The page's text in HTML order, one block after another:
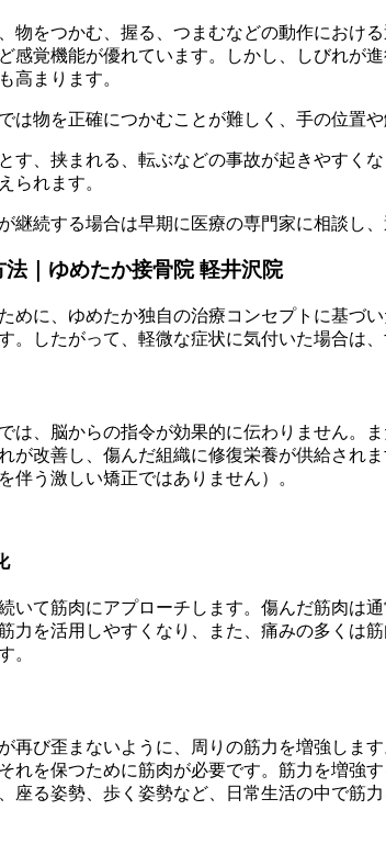
物をつかむ、握る、つまむなどの動作におけ
感覚機能が優れています。しかし、しびれが
高まります。
は物を正確につかむことが難しく、手の位置
す、挟まれる、転ぶなどの事故が起きやすく
られます。
継続する場合は早期に医療の専門家に相談し
｜ゆめたか接骨院 軽井沢院
めに、ゆめたか独自の治療コンセプトに基づ
。したがって、軽微な症状に気付いた場合は
は、脳からの指令が効果的に伝わりません。
が改善し、傷んだ組織に修復栄養が供給され
伴う激しい矯正ではありません）。
いて筋肉にアプローチします。傷んだ筋肉は
力を活用しやすくなり、また、痛みの多くは
。
再び歪まないように、周りの筋力を増強しま
れを保つために筋肉が必要です。筋力を増強
座る姿勢、歩く姿勢など、日常生活の中で筋